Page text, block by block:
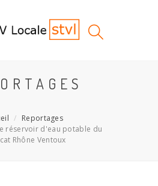
Reportages
réservoir d'eau potable du
Rhône Ventoux